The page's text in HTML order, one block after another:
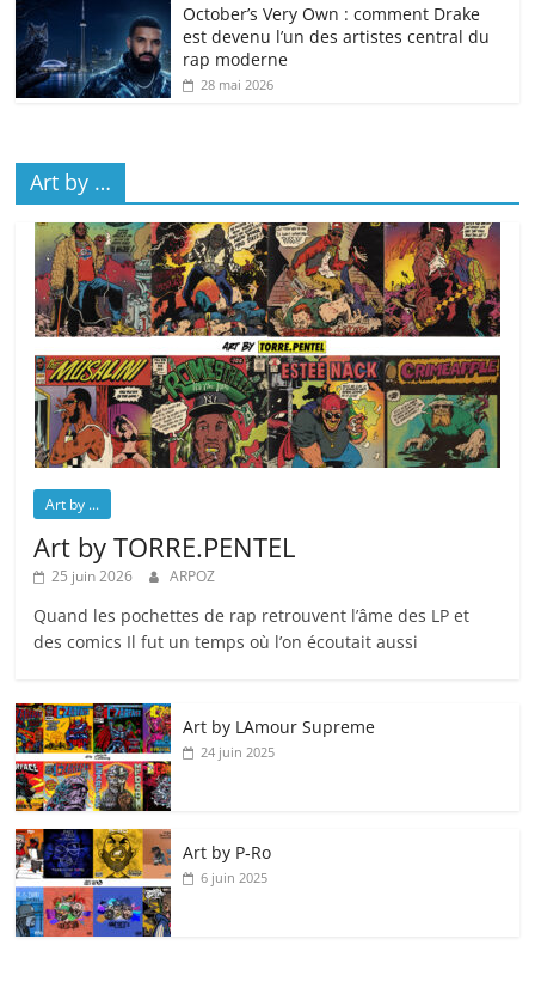
October’s Very Own : comment Drake
est devenu l’un des artistes central du
rap moderne
28 mai 2026
Art by …
Art by ...
Art by TORRE.PENTEL
25 juin 2026 ARPOZ
Quand les pochettes de rap retrouvent l’âme des LP et
des comics Il fut un temps où l’on écoutait aussi
Art by LAmour Supreme
24 juin 2025
Art by P‑Ro
6 juin 2025